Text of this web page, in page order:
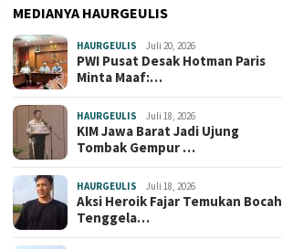
MEDIANYA HAURGEULIS
HAURGEULIS Juli 20, 2026
PWI Pusat Desak Hotman Paris
Minta Maaf:…
HAURGEULIS Juli 18, 2026
KIM Jawa Barat Jadi Ujung
Tombak Gempur …
HAURGEULIS Juli 18, 2026
Aksi Heroik Fajar Temukan Bocah
Tenggela…